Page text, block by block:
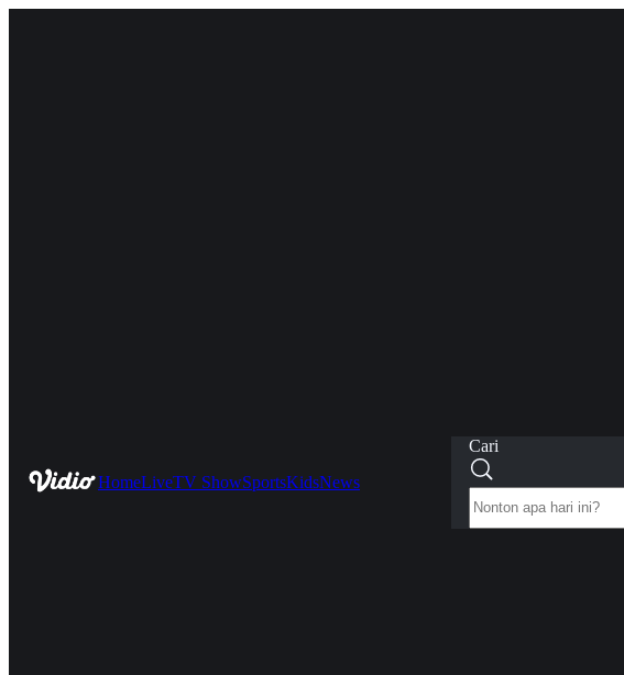
HomeLiveTV ShowSportsKidsNews
Cari